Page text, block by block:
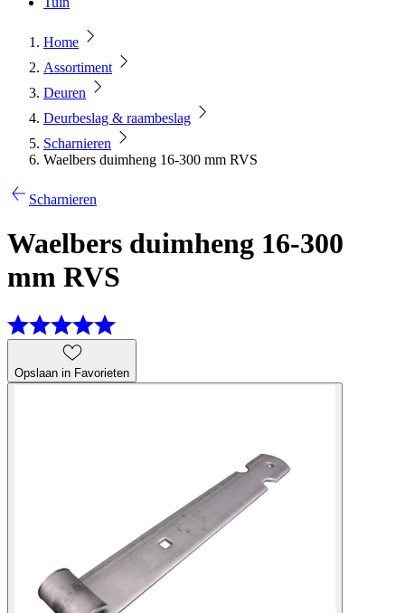
Home
Assortiment
Deuren
Deurbeslag & raambeslag
Scharnieren
Waelbers duimheng 16-300 mm RVS
Scharnieren
Waelbers duimheng 16-300
mm RVS
Opslaan in Favorieten